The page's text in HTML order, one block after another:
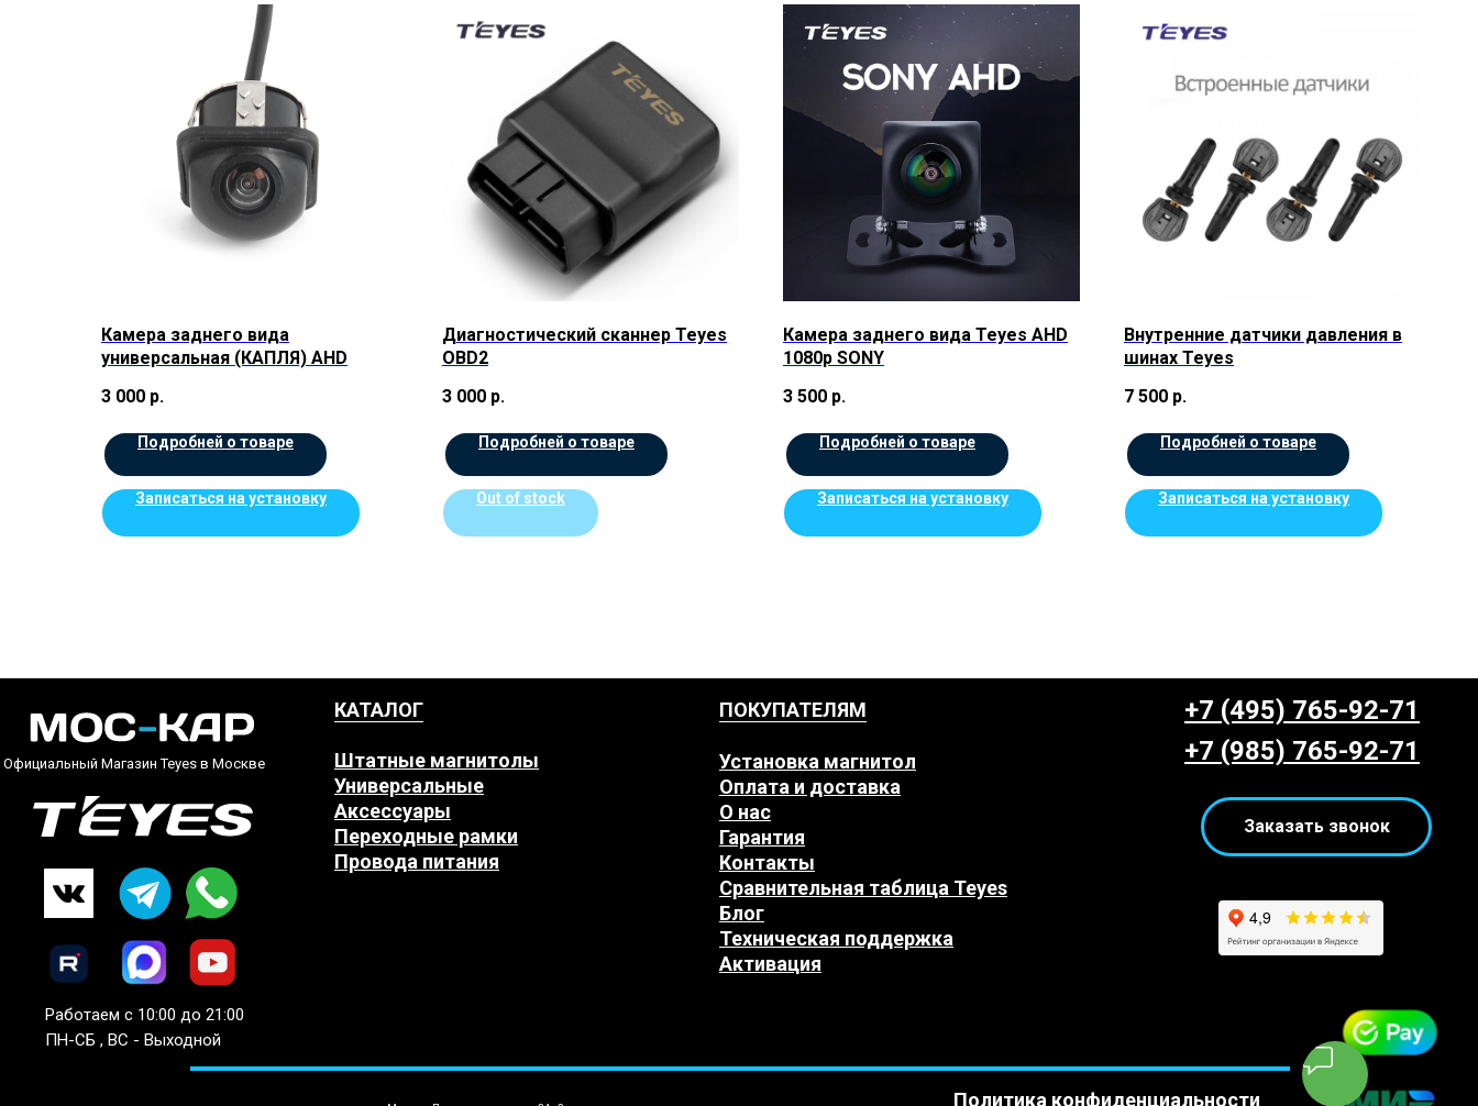
Камера заднего вида
универсальная (КАПЛЯ) AHD
3 000 р.
Подробней о товаре
Записаться на установку
Диагностический сканнер Teyes
OBD2
3 000 р.
Подробней о товаре
Out of stock
Камера заднего вида Teyes AHD
1080p SONY
3 500 р.
Подробней о товаре
Записаться на установку
Внутренние датчики давления в
шинах Teyes
7 500 р.
Подробней о товаре
Записаться на установку
ПОКУПАТЕЛЯМ
КАТАЛОГ
+7 (495) 765-92-71
+7 (985) 765-92-71
Аксессуары
Провода питания
Штатные магнитолы
Переходные рамки
Работаем с 10:00 до 21:00
ПН-СБ , ВС - Выходной
Заказать звонок
Официальный Магазин Teyes в Москве
Политика конфиденциальности
Универсальные
Установка магнитол
Контакты
Сравнительная таблица Teyes
Блог
Техническая поддержка
Активация
Оплата и доставка
О нас
Гарантия